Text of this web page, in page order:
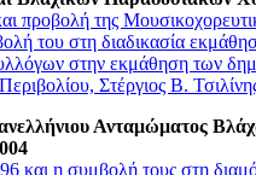
προβολή της
του στη διαδικασία
στην εκμάθηση των
Στέργιος Β.
Ανταμώματος
και η συμβολή τους στη